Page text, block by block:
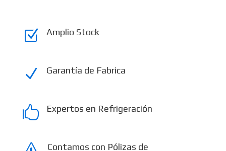
Z Amplio Stock
N Garantía de Fabrica
 Expertos en Refrigeración
Contamos con Pólizas de